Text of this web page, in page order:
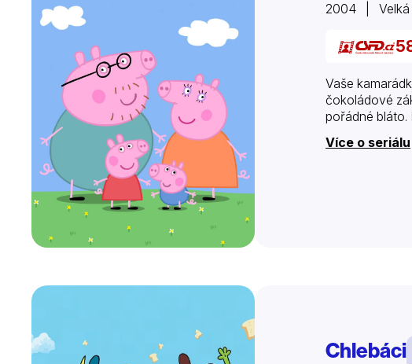
2004 | Velká
Vaše
čokoládové
pořádné bláto.
Více o seriálu
Chlebáci